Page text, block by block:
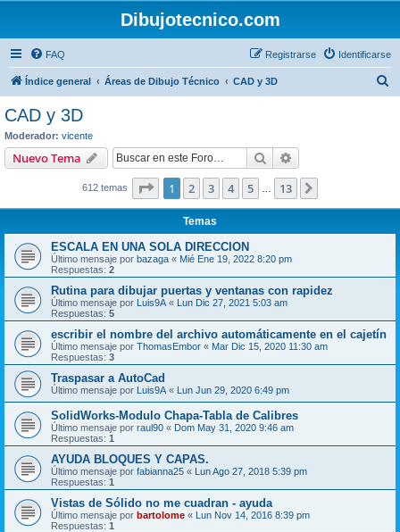
Dibujotecnico.com
FAQ Identificarse
Registrarse
Índice general Áreas de Dibujo Técnico CAD y 3D
CAD y 3D
Moderador: vicente
Nuevo Tema Buscar
612 temas Página de 13
1 2 3 4 5 13
Temas
ESCALA EN UNA SOLA DIRECCION
Último mensaje por bazaga « Mié Ene 19, 2022 8:20 pm
Respuestas: 2
Rutina para dibujar puertas y ventanas con rapidez
Último mensaje por Luis9A « Lun Dic 27, 2021 5:03 am
Respuestas: 5
escribir el nombre del archivo automáticamente en el cajetín
Último mensaje por ThomasEmbor « Mar Dic 15, 2020 11:30 am
Respuestas: 3
Traspasar a AutoCad
Último mensaje por Luis9A « Lun Jun 29, 2020 6:49 pm
SolidWorks-Modulo Chapa-Tabla de Calibres
Último mensaje por raul90 « Dom May 31, 2020 9:46 am
Respuestas: 1
AYUDA BLOQUES Y CAPAS.
Último mensaje por fabianna25 « Lun Ago 27, 2018 5:39 pm
Respuestas: 1
Vistas de Sólido no me cuadran - ayuda
Último mensaje por bartolome « Lun Nov 14, 2016 8:39 pm
Respuestas: 1